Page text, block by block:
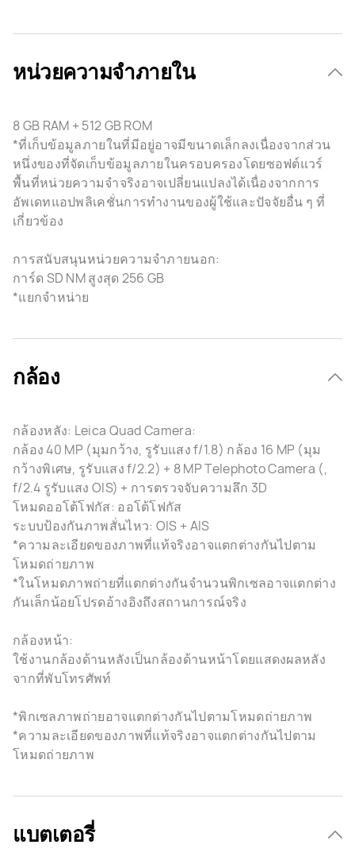
หน่วยความจำภายใน
8 GB RAM + 512 GB ROM
*ที่เก็บข้อมูลภายในที่มีอยู่อาจมีขนาดเล็กลงเนื่องจากส่วน
หนึ่งของที่จัดเก็บข้อมูลภายในครอบครองโดยซอฟต์แวร์
พื้นที่หน่วยความจำจริงอาจเปลี่ยนแปลงได้เนื่องจากการ
อัพเดทแอปพลิเคชั่นการทำงานของผู้ใช้และปัจจัยอื่น ๆ ที่
เกี่ยวข้อง
การสนับสนุนหน่วยความจำภายนอก:
การ์ด SD NM สูงสุด 256 GB
*แยกจำหน่าย
กล้อง
กล้องหลัง: Leica Quad Camera:
กล้อง 40 MP (มุมกว้าง, รูรับแสง f/1.8) กล้อง 16 MP (มุม
กว้างพิเศษ, รูรับแสง f/2.2) + 8 MP Telephoto Camera (,
f/2.4 รูรับแสง OIS) + การตรวจจับความลึก 3D
โหมดออโต้โฟกัส: ออโต้โฟกัส
ระบบป้องกันภาพสั่นไหว: OIS + AIS
*ความละเอียดของภาพที่แท้จริงอาจแตกต่างกันไปตาม
โหมดถ่ายภาพ
*ในโหมดภาพถ่ายที่แตกต่างกันจำนวนพิกเซลอาจแตกต่าง
กันเล็กน้อยโปรดอ้างอิงถึงสถานการณ์จริง
กล้องหน้า:
ใช้งานกล้องด้านหลังเป็นกล้องด้านหน้าโดยแสดงผลหลัง
จากที่พับโทรศัพท์
*พิกเซลภาพถ่ายอาจแตกต่างกันไปตามโหมดถ่ายภาพ
*ความละเอียดของภาพที่แท้จริงอาจแตกต่างกันไปตาม
โหมดถ่ายภาพ
แบตเตอรี่